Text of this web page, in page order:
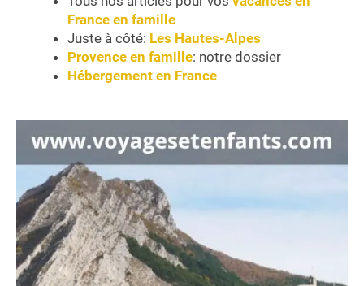
France en famille
Juste à côté: Les Hautes-Alpes
Provence en famille: notre dossier
Hébergement en France